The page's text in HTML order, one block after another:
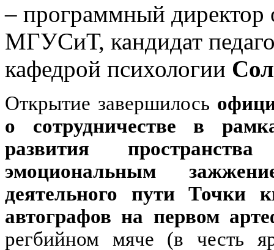
– программный директор
МГУСиТ, кандидат
кафедрой психологии
Открытие завершилось
о сотрудничестве в
развития
эмоциональным
деятельного пути Точки
автографов на первом
регбийном мяче (в честь